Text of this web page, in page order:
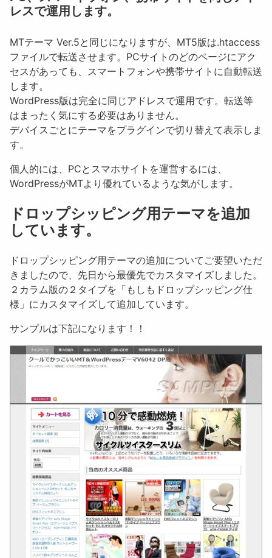
レスで運用します。
MTテーマ Ver.5と同じになりますが、MT5版は.htaccess
ファイルで転送させます。PCサイトのどのページにアク
セスがあっても、スマートフォンや携帯サイトに自動転送
します。
WordPress版は完全に同じアドレスで運用です。転送等
はまったく気にする必要はありません。
デバイスごとにテーマをプラグインで切り替えて表示しま
す。
個人的には、PCとスマホサイトを運営するには、
WordPressがMTより優れているような気がします。
ドロップシッピング用テーマを追加
しています。
ドロップシッピング用テーマの追加についてご要望いただ
きましたので、先日から最優先でカスタマイズしました。
２カラム版の２タイプを「もしもドロップシッピング仕
様」にカスタマイズして追加しています。
サンプルは下記になります！！